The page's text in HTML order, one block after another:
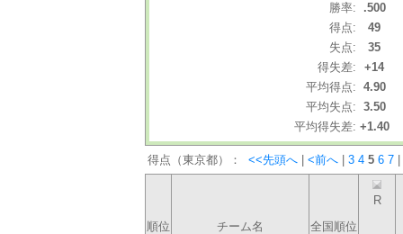
勝率:
.500
得点:
49
失点:
35
得失差:
+14
平均得点: 4.90
平均失点: 3.50
平均得失差: +1.40
得点（東京都）： <<先頭へ <前へ 3 4 5 6 7
順位 チーム名 全国順位
R